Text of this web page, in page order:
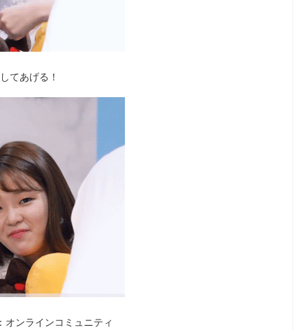
てあげる！
ンラインコミュニティ